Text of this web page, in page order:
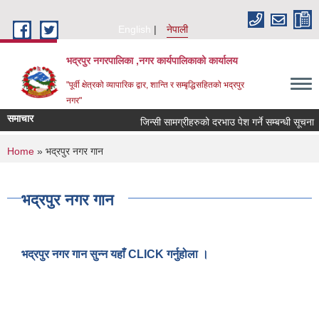
English
नेपाली
भद्रपुर नगरपालिका ,नगर कार्यपालिकाको कार्यालय
"पूर्वी क्षेत्रको व्यापारिक द्वार, शान्ति र सम्बृद्धिसहितको भद्रपुर
नगर"
समाचार जिन्सी सामग्रीहरुको दरभाउ पेश गर्ने सम्बन्धी सूचना
You are here
Home » भद्रपुर नगर गान
भद्रपुर नगर गान
भद्रपुर नगर गान सुन्न यहाँ CLICK गर्नुहोला ।